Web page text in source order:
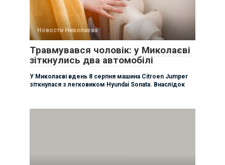
Новости Николаева
Травмувався чоловік: у Миколаєві
зіткнулись два автомобілі
У Миколаєві вдень 8 серпня машина Citroen Jumper
зіткнулася з легковиком Hyundai Sonata. Внаслідок